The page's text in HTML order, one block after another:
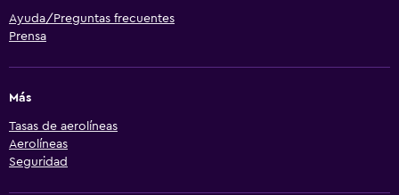
Ayuda/Preguntas frecuentes
Prensa
Más
Tasas de aerolíneas
Aerolíneas
Seguridad